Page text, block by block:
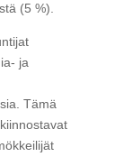
(5 %).
ja
Tämä